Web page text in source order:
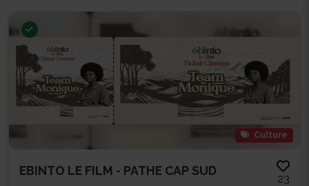
Culture
EBINTO LE FILM - PATHE CAP SUD
23